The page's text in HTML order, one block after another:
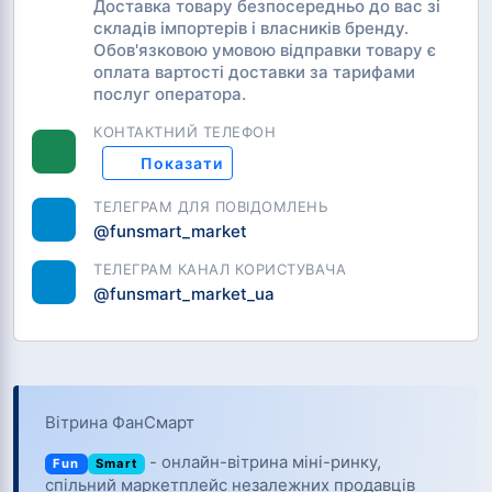
середня швидкість становить 30–40 км/год, час руху
— 2 години 50 хвилин.
Акумулятор та реальний запас
ходу
Corso "Ostin" укомплектований графеновим
акумуляторним блоком 72 В / 23 А·год (1656 Вт·год),
що складається з шести тягових батарей по 12 В / 23
А·год. При середній швидкості 30–40 км/год та
навантаженні 160 кг запас ходу — 76 км. У міському
режимі з частими зупинками та середньою
Рама, підвіска та стійкість
Доставка товару безпосередньо до вас зі
складів імпортерів і власників бренду.
Обов'язковою умовою відправки товару є
оплата вартості доставки за тарифами
послуг оператора.
КОНТАКТНИЙ ТЕЛЕФОН
Показати
ТЕЛЕГРАМ ДЛЯ ПОВІДОМЛЕНЬ
@funsmart_market
ТЕЛЕГРАМ КАНАЛ КОРИСТУВАЧА
@funsmart_market_ua
Вітрина ФанСмарт
Fun Smart
- онлайн-вітрина міні-ринку,
спільний маркетплейс незалежних продавців